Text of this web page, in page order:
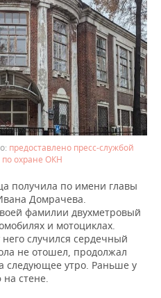
предоставлено пресс-службой
по охране ОКН
получила по имени главы
Домрачева.
фамилии двухметровый
и мотоциклах.
случился сердечный
не отошел, продолжал
следующее утро. Раньше у
стене.